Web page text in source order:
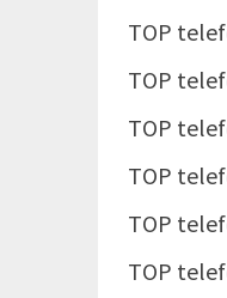
TOP
TOP
TOP
TOP
TOP
TOP